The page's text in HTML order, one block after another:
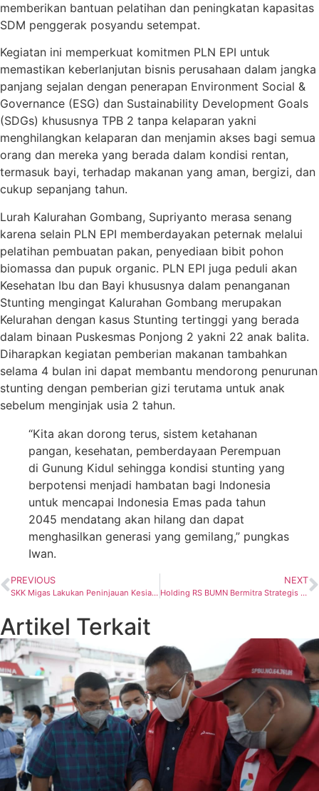
memberikan bantuan pelatihan dan peningkatan kapasitas
SDM penggerak posyandu setempat.
Kegiatan ini memperkuat komitmen PLN EPI untuk
memastikan keberlanjutan bisnis perusahaan dalam jangka
panjang sejalan dengan penerapan Environment Social &
Governance (ESG) dan Sustainability Development Goals
(SDGs) khususnya TPB 2 tanpa kelaparan yakni
menghilangkan kelaparan dan menjamin akses bagi semua
orang dan mereka yang berada dalam kondisi rentan,
termasuk bayi, terhadap makanan yang aman, bergizi, dan
cukup sepanjang tahun.
Lurah Kalurahan Gombang, Supriyanto merasa senang
karena selain PLN EPI memberdayakan peternak melalui
pelatihan pembuatan pakan, penyediaan bibit pohon
biomassa dan pupuk organic. PLN EPI juga peduli akan
Kesehatan Ibu dan Bayi khususnya dalam penanganan
Stunting mengingat Kalurahan Gombang merupakan
Kelurahan dengan kasus Stunting tertinggi yang berada
dalam binaan Puskesmas Ponjong 2 yakni 22 anak balita.
Diharapkan kegiatan pemberian makanan tambahkan
selama 4 bulan ini dapat membantu mendorong penurunan
stunting dengan pemberian gizi terutama untuk anak
sebelum menginjak usia 2 tahun.
“Kita akan dorong terus, sistem ketahanan
pangan, kesehatan, pemberdayaan Perempuan
di Gunung Kidul sehingga kondisi stunting yang
berpotensi menjadi hambatan bagi Indonesia
untuk mencapai Indonesia Emas pada tahun
2045 mendatang akan hilang dan dapat
menghasilkan generasi yang gemilang,” pungkas
Iwan.
PREVIOUS
SKK Migas Lakukan Peninjauan Kesiapan Sumur MSBKH-01 ITA Demi Kejar Target Akhir Tahun
NEXT
Holding RS BUMN Bermitra Strategis Dengan Indonesia Investment Authority (INA) Dan Swire
Artikel Terkait